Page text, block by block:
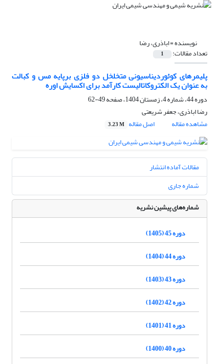
نویسنده =اباذری، رضا
تعداد مقالات: 1
پلیمرهای کوئوردیناسیونی متخلخل دو فلزی برپایه مس و کبالت
به­ عنوان یک الکتروکاتالیست کارآمد برای اکسایش اوره
دوره 44، شماره 4، زمستان 1404، صفحه
49-62
رضا اباذری، جعفر شریعتی
مشاهده مقاله
اصل مقاله 3.23 M
مقالات آماده انتشار
شماره جاری
شماره‌های پیشین نشریه
دوره 45 (1405)
دوره 44 (1404)
دوره 43 (1403)
دوره 42 (1402)
دوره 41 (1401)
دوره 40 (1400)